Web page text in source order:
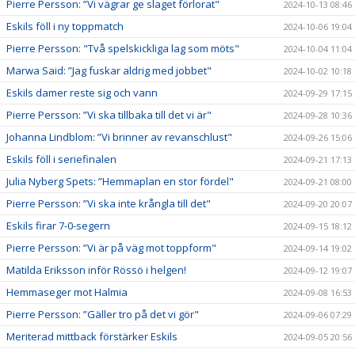
Pierre Persson: ”Vi vägrar ge slaget förlorat" 2024-10-13 08:46
Eskils föll i ny toppmatch 2024-10-06 19:04
Pierre Persson: "Två spelskickliga lag som möts" 2024-10-04 11:04
Marwa Said: ”Jag fuskar aldrig med jobbet" 2024-10-02 10:18
Eskils damer reste sig och vann 2024-09-29 17:15
Pierre Persson: ”Vi ska tillbaka till det vi är" 2024-09-28 10:36
Johanna Lindblom: ”Vi brinner av revanschlust" 2024-09-26 15:06
Eskils föll i seriefinalen 2024-09-21 17:13
Julia Nyberg Spets: ”Hemmaplan en stor fördel" 2024-09-21 08:00
Pierre Persson: ”Vi ska inte krångla till det" 2024-09-20 20:07
Eskils firar 7-0-segern 2024-09-15 18:12
Pierre Persson: ”Vi är på väg mot toppform" 2024-09-14 19:02
Matilda Eriksson inför Rössö i helgen! 2024-09-12 19:07
Hemmaseger mot Halmia 2024-09-08 16:53
Pierre Persson: ”Gäller tro på det vi gör" 2024-09-06 07:29
Meriterad mittback förstärker Eskils 2024-09-05 20:56